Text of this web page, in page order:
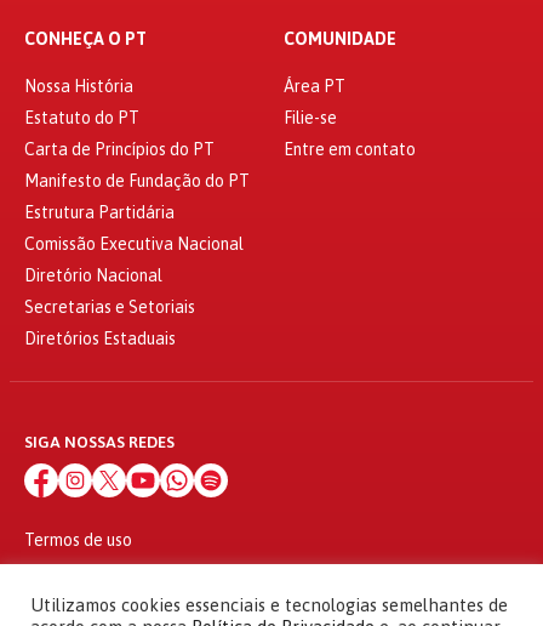
CONHEÇA O PT
Nossa História
Estatuto do PT
Carta de Princípios do PT
Manifesto de Fundação do PT
Estrutura Partidária
Comissão Executiva Nacional
Diretório Nacional
Secretarias e Setoriais
Diretórios Estaduais
COMUNIDADE
Área PT
Filie-se
Entre em contato
SIGA NOSSAS REDES
Termos de uso
© 2010 - 2026
Utilizamos cookies essenciais e tecnologias semelhantes de